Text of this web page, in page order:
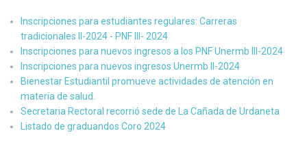
Inscripciones para estudiantes regulares: Carreras
tradicionales II-2024 - PNF III- 2024
Inscripciones para nuevos ingresos a los PNF Unermb III-2024
Inscripciones para nuevos ingresos Unermb II-2024
Bienestar Estudiantil promueve actividades de atención en
materia de salud.
Secretaria Rectoral recorrió sede de La Cañada de Urdaneta
Listado de graduandos Coro 2024